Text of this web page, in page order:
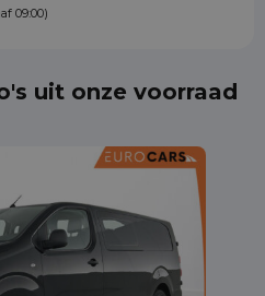
09:00)
uit onze voorraad